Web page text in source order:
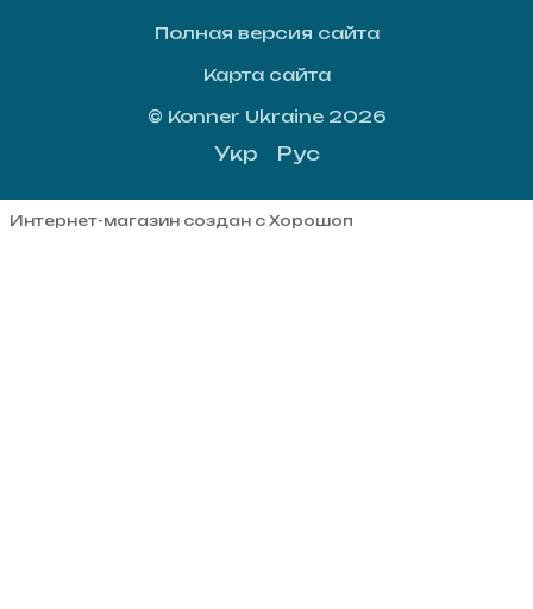
Полная версия сайта
Карта сайта
© Konner Ukraine 2026
Укр Рус
Интернет-магазин создан с Хорошоп